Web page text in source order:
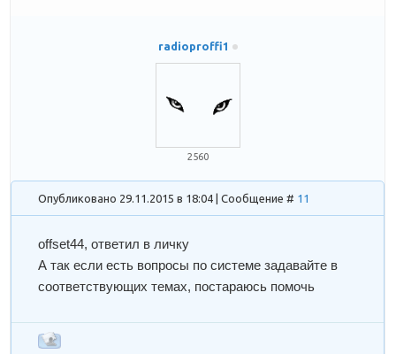
radioproffi1
2560
Опубликовано 29.11.2015 в 18:04 | Сообщение # 11
offset44, ответил в личку
А так если есть вопросы по системе задавайте в
соответствующих темах, постараюсь помочь